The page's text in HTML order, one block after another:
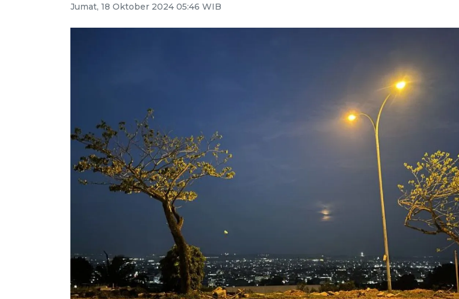
Jumat, 18 Oktober 2024 05:46 WIB